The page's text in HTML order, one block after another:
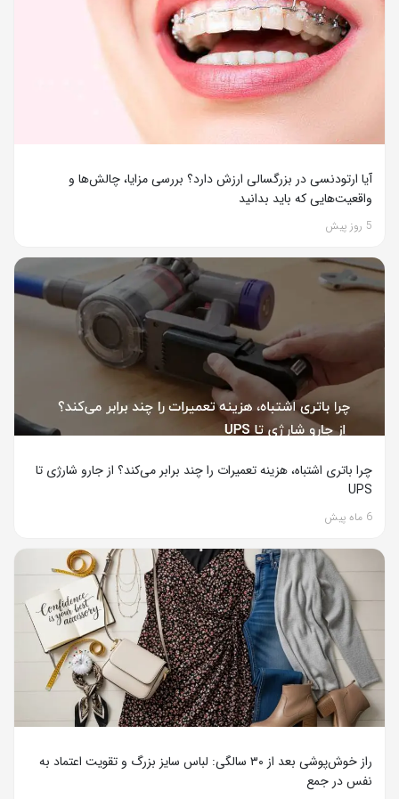
آیا ارتودنسی در بزرگسالی ارزش دارد؟ بررسی مزایا، چالش‌ها و
واقعیت‌هایی که باید بدانید
5 روز پیش
چرا باتری اشتباه، هزینه تعمیرات را چند برابر می‌کند؟ از جارو شارژی تا
UPS
6 ماه پیش
راز خوش‌پوشی بعد از ۳۰ سالگی: لباس سایز بزرگ و تقویت اعتماد به
نفس در جمع